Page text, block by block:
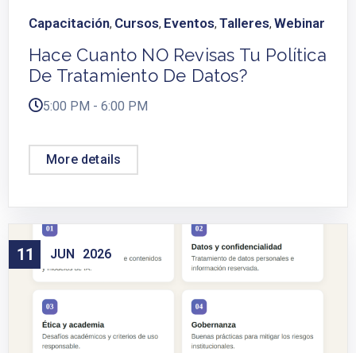
Capacitación, Cursos, Eventos, Talleres, Webinar
Hace Cuanto NO Revisas Tu Política
De Tratamiento De Datos?
5:00 PM - 6:00 PM
More details
11 JUN 2026